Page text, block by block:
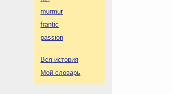
murmur
frantic
passion
Вся история
Мой словарь